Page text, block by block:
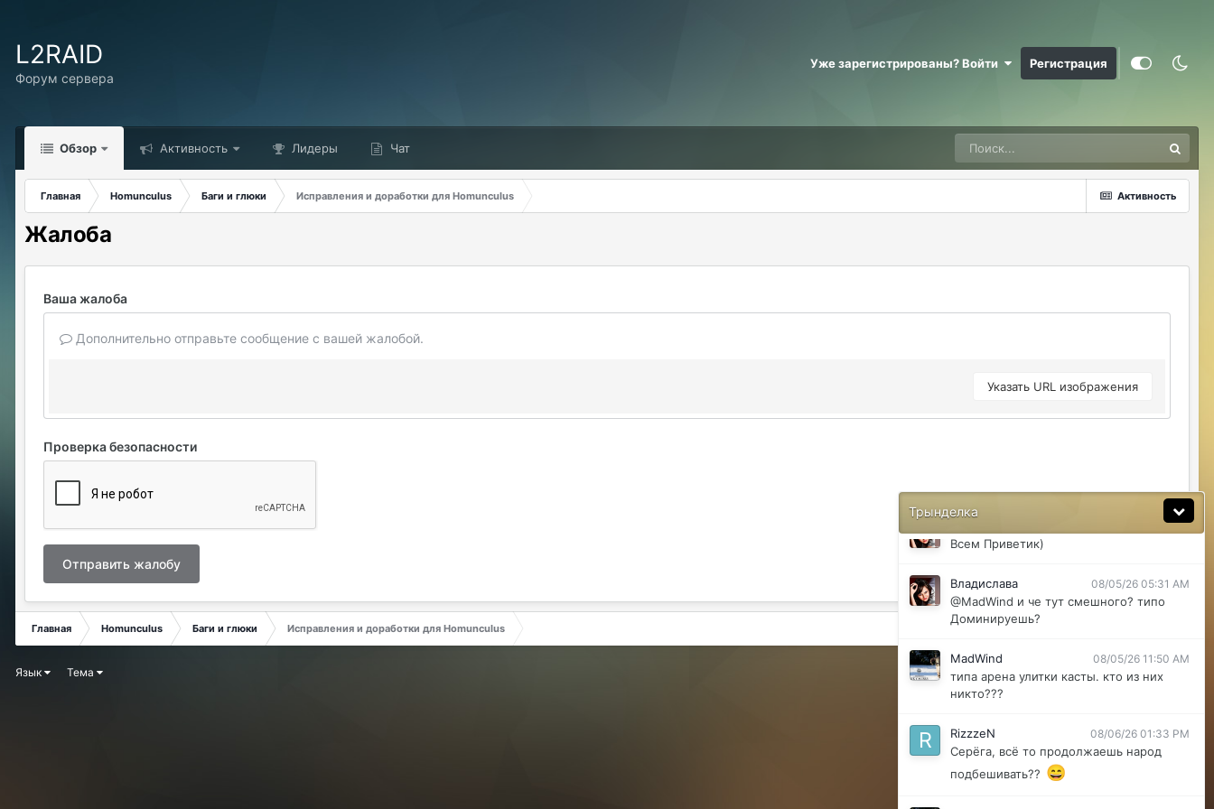
L2RAID
Форум сервера
Уже зарегистрированы? Войти Регистрация
Обзор Активность Лидеры Чат
Активность
Главная Homunculus Баги и глюки Исправления и доработки для Homunculus
Жалоба
Ваша жалоба
Дополнительно отправьте сообщение с вашей жалобой.
Указать URL изображения
Проверка безопасности
Отправить жалобу
Главная Homunculus Баги и глюки Исправления и доработки для Homunculus
Трынделка
ДусяАгрегаТ 08/04/26 09:23 AM
Последние два клана с сервера вышли
Justina 08/04/26 10:24 AM
@ДусяАгрегаТ например какие?
Арена Улитки Касты не вижу не кого (
Justina 08/04/26 11:33 AM
ДусяАгрегаТ 08/04/26 11:37 AM
08/05/26 05:30 AM
Всем Приветик)
Владислава 08/05/26 05:31 AM
@MadWind и че тут смешного? типо
Доминируешь?
MadWind 08/05/26 11:50 AM
типа арена улитки касты. кто из них
никто???
RizzzeN 08/06/26 01:33 PM
Серёга, всё то продолжаешь народ
подбешивать?? 😄
Язык Тема Powered by Invision Community